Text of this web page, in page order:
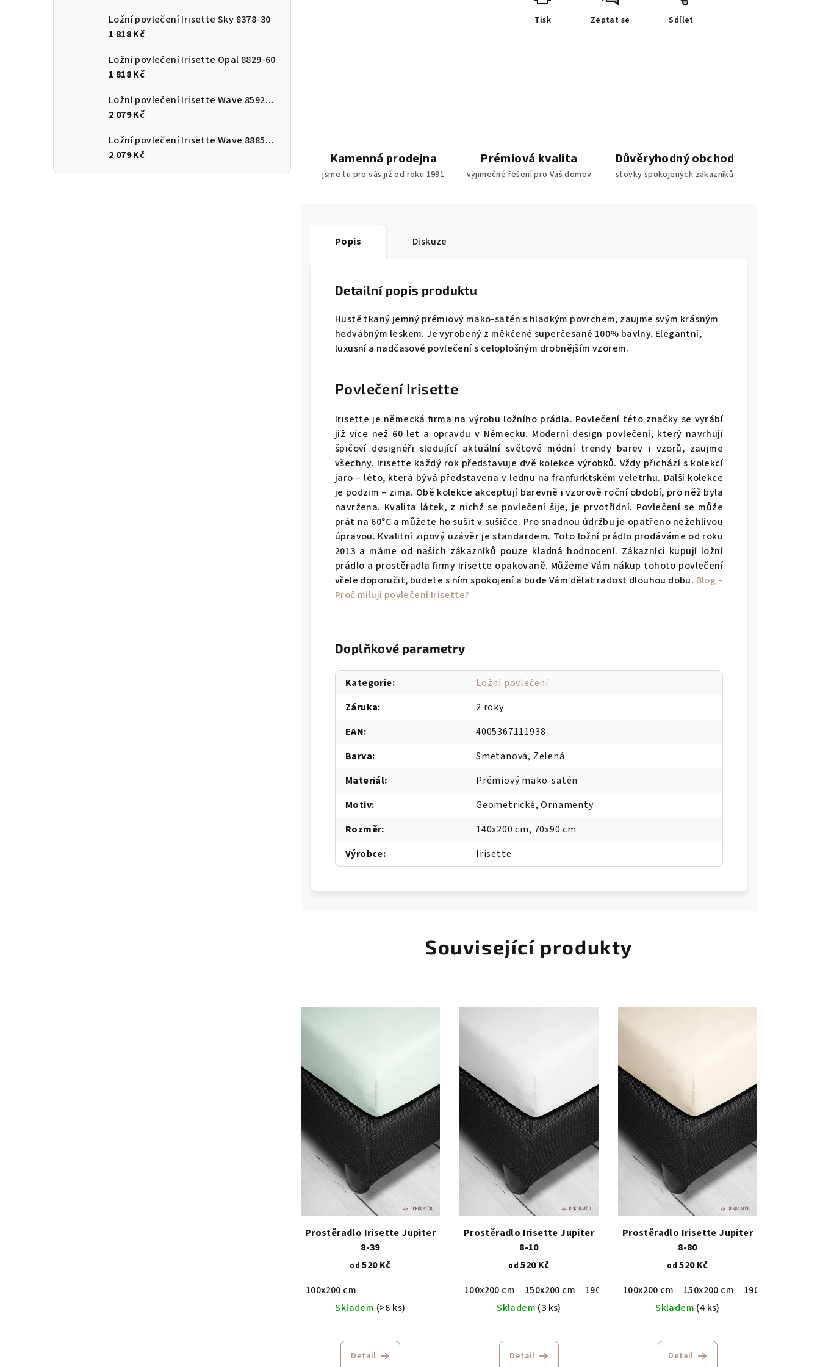
Ložní povlečení Irisette Sky 8378-30
1 818 Kč
Ložní povlečení Irisette Opal 8829-60
1 818 Kč
Ložní povlečení Irisette Wave 8592-90
2 079 Kč
Ložní povlečení Irisette Wave 8885-10
2 079 Kč
Tisk Zeptat se Sdílet
Kamenná prodejna
jsme tu pro vás již od roku 1991
Prémiová kvalita
výjimečné řešení pro Váš domov
Důvěryhodný obchod
stovky spokojených zákazníků
Popis Diskuze
Detailní popis produktu
Hustě tkaný jemný prémiový mako-satén s hladkým povrchem, zaujme svým krásným
hedvábným leskem. Je vyrobený z měkčené superčesané 100% bavlny. Elegantní,
luxusní a nadčasové povlečení s celoplošným drobnějším vzorem.
Povlečení Irisette
Irisette je německá firma na výrobu ložního prádla. Povlečení této značky se vyrábí
již více než 60 let a opravdu v Německu. Moderní design povlečení, který navrhují
špičoví designéři sledující aktuální světové módní trendy barev i vzorů, zaujme
všechny. Irisette každý rok představuje dvě kolekce výrobků. Vždy přichází s kolekcí
jaro – léto, která bývá představena v lednu na franfurktském veletrhu. Další kolekce
je podzim – zima. Obě kolekce akceptují barevně i vzorově roční období, pro něž byla
navržena. Kvalita látek, z nichž se povlečení šije, je prvotřídní. Povlečení se může
prát na 60°C a můžete ho sušit v sušičce. Pro snadnou údržbu je opatřeno nežehlivou
úpravou. Kvalitní zipový uzávěr je standardem. Toto ložní prádlo prodáváme od roku
2013 a máme od našich zákazníků pouze kladná hodnocení. Zákazníci kupují ložní
prádlo a prostěradla firmy Irisette opakovaně. Můžeme Vám nákup tohoto povlečení
vřele doporučit, budete s ním spokojení a bude Vám dělat radost dlouhou dobu. Blog –
Proč miluji povlečení Irisette?
Doplňkové parametry
Kategorie:
Ložní povlečení
Záruka:
2 roky
EAN:
4005367111938
Barva:
Smetanová, Zelená
Materiál:
Prémiový mako-satén
Motiv:
Geometrické, Ornamenty
Rozměr:
140x200 cm, 70x90 cm
Výrobce: Irisette
Související produkty
Prostěradlo Irisette Jupiter
8-39
od 520 Kč
100x200 cm
Skladem (>6 ks)
Detail
Prostěradlo Irisette Jupiter
8-10
od 520 Kč
100x200 cm
150x200 cm
190x200 cm
Skladem (3 ks)
Detail
Prostěradlo Irisette Jupiter
8-80
od 520 Kč
100x200 cm
150x200 cm
190x200 cm
Skladem (4 ks)
Detail